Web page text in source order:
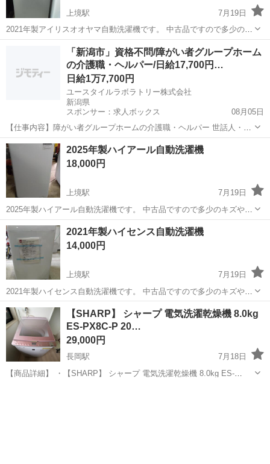
上境駅
7月19日
2021年製アイリスオオヤマ自動洗濯機です。 中古品ですので多少のキ
ズや擦れ等あります。 御理解いただいた上でお買い上げ下さい。 宜し
くお願い致します。
上境駅 生活家電 自動
「新潟市」資格不問/障がい者グループホーム
の介護職・ヘルパー/日給17,700円…
日給1万7,700円
ユースタイルラボラトリー株式会社
新潟県
スポンサー：求人ボックス
08月05日
【仕事内容】障がい者グループホームの介護職・ヘルパー 世話人・生
活支援員としての業務を行っていただきます(夜勤:17:00～翌9:00)。 <
主な業務内容> お食事の準備 食事・入浴・就寝の支援 日常生活の相談
業務 健康管理、記録...
アルバイト・パート
2025年製ハイアール自動洗濯機
18,000円
上境駅
7月19日
2025年製ハイアール自動洗濯機です。 中古品ですので多少のキズや擦
れ等あります。 御理解いただいた上でお買い上げ下さい。 宜しくお願
い致します。
新潟 上越市 上境駅 生活家電 ハイアール
2021年製ハイセンス自動洗濯機
14,000円
上境駅
7月19日
2021年製ハイセンス自動洗濯機です。 中古品ですので多少のキズや擦
れ等あります。 御理解いただいた上でお買い上げ下さい。 宜しくお願
い致します。
新潟 上越市 生活家電 ハイセンス
【SHARP】 シャープ 電気洗濯乾燥機 8.0kg
ES-PX8C-P 20…
29,000円
長岡駅
7月18日
【商品詳細】 ・【SHARP】 シャープ 電気洗濯乾燥機 8.0kg ES-